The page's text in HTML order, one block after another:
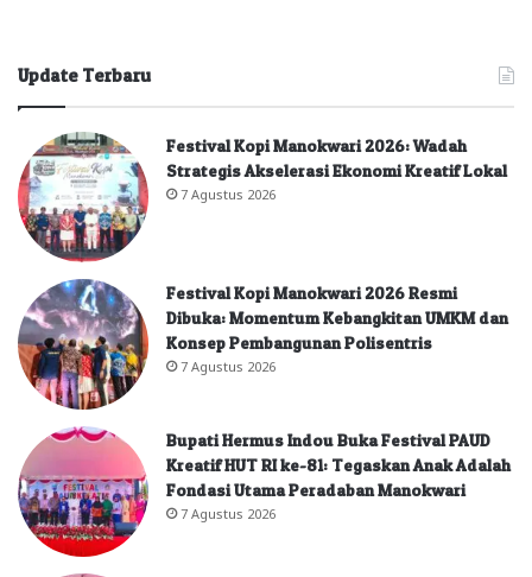
Update Terbaru
Festival Kopi Manokwari 2026: Wadah
Strategis Akselerasi Ekonomi Kreatif Lokal
7 Agustus 2026
Festival Kopi Manokwari 2026 Resmi
Dibuka: Momentum Kebangkitan UMKM dan
Konsep Pembangunan Polisentris
7 Agustus 2026
Bupati Hermus Indou Buka Festival PAUD
Kreatif HUT RI ke-81: Tegaskan Anak Adalah
Fondasi Utama Peradaban Manokwari
7 Agustus 2026